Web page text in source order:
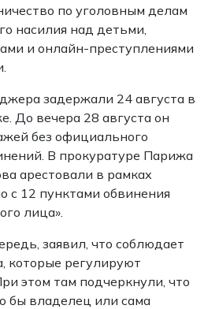
по уголовным делам
насилия над детьми,
и онлайн-преступлениями
задержали 24 августа в
До вечера 28 августа он
без официального
В прокуратуре Парижа
арестовали в рамках
с 12 пунктами обвинения
лица».
заявил, что соблюдает
которые регулируют
этом там подчеркнули, что
бы владелец или сама